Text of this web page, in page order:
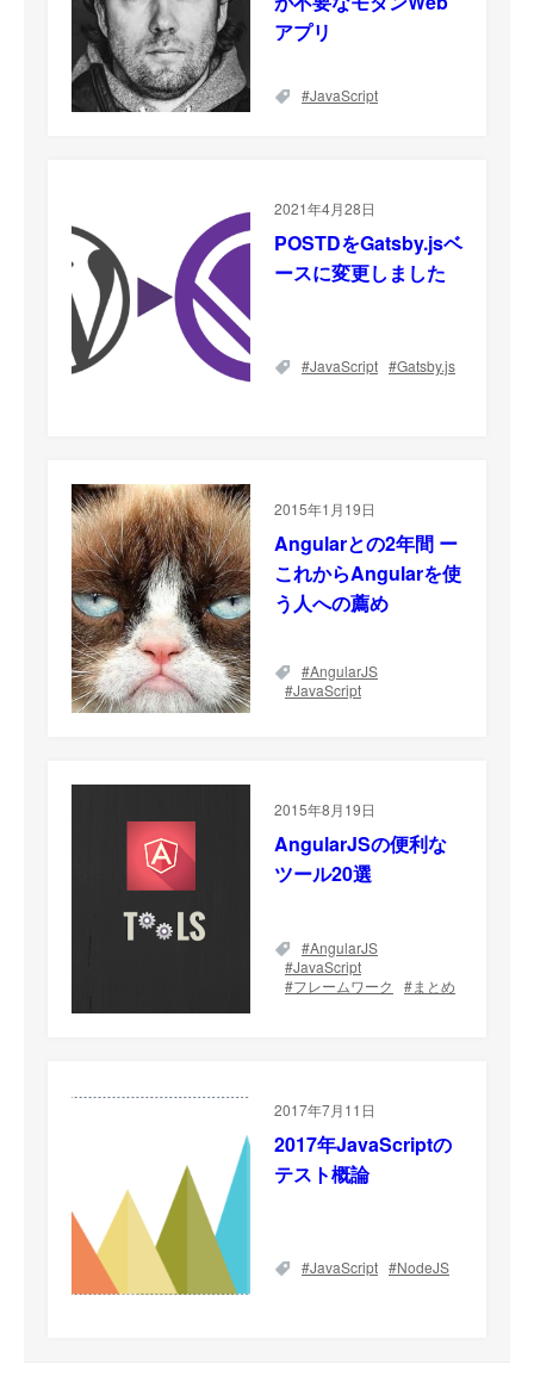
アプリ
JavaScript
2021年4月28日
POSTDをGatsby.jsベ
ースに変更しました
JavaScript Gatsby.js
2015年1月19日
Angularとの2年間 ー
これからAngularを使
う人への薦め
AngularJS
JavaScript
2015年8月19日
AngularJSの便利な
ツール20選
AngularJS
JavaScript
フレームワーク
まとめ
2017年7月11日
2017年JavaScriptの
テスト概論
JavaScript NodeJS